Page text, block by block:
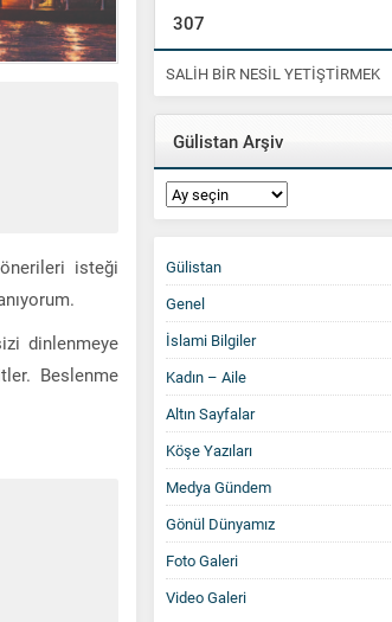
isteği
dinlenmeye
Beslenme
307
SALİH BİR NESİL YETİŞTİRMEK
Gülistan Arşiv
Gülistan
Arşiv
Gülistan
Genel
İslami Bilgiler
Kadın – Aile
Altın Sayfalar
Köşe Yazıları
Medya Gündem
Gönül Dünyamız
Foto Galeri
Video Galeri